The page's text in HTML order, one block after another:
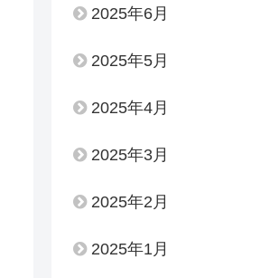
2025年6月
2025年5月
2025年4月
2025年3月
2025年2月
2025年1月